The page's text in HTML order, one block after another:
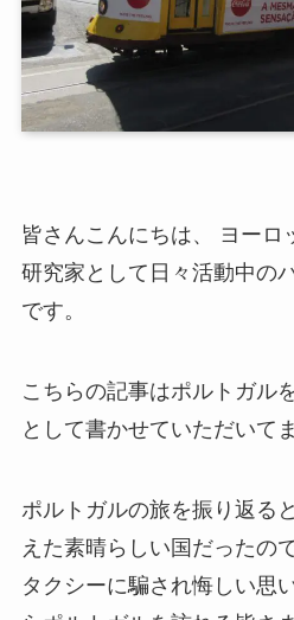
皆さんこんにちは、 ヨーロ
研究家として日々活動中の
です。
こちらの記事はポルトガル
として書かせていただいてま
ポルトガルの旅を振り返る
えた素晴らしい国だったの
タクシーに騙され悔しい思